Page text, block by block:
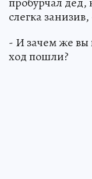
слегка
- И зачем же вы
ход пошли?